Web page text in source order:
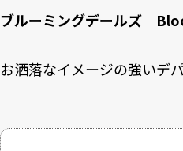
ブルーミングデールズ
お洒落なイメージの強いデ